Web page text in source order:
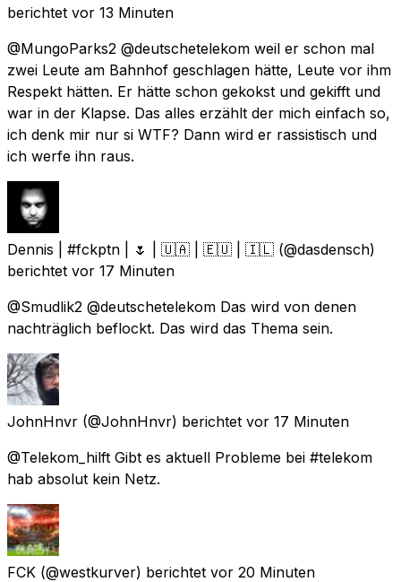
berichtet vor 13 Minuten
@MungoParks2 @deutschetelekom weil er schon mal
zwei Leute am Bahnhof geschlagen hätte, Leute vor ihm
Respekt hätten. Er hätte schon gekokst und gekifft und
war in der Klapse. Das alles erzählt der mich einfach so,
ich denk mir nur si WTF? Dann wird er rassistisch und
ich werfe ihn raus.
Dennis | #fckptn | 🌷 | 🇺🇦 | 🇪🇺 | 🇮🇱 (@dasdensch)
berichtet vor 17 Minuten
@Smudlik2 @deutschetelekom Das wird von denen
nachträglich beflockt. Das wird das Thema sein.
JohnHnvr (@JohnHnvr) berichtet vor 17 Minuten
@Telekom_hilft Gibt es aktuell Probleme bei #telekom
hab absolut kein Netz.
FCK (@westkurver) berichtet vor 20 Minuten